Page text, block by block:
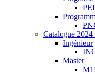
Catalogue 2024
Ingénieur
Master